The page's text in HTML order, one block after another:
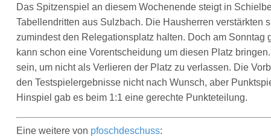
Das Spitzenspiel an diesem Wochenende steigt in
Tabellendritten aus Sulzbach. Die Hausherren verstärkten
zumindest den Relegationsplatz halten. Doch am Sonntag
kann schon eine Vorentscheidung um diesen Platz
sein, um nicht als Verlieren der Platz zu verlassen. Die
den Testspielergebnisse nicht nach Wunsch, aber
Hinspiel gab es beim 1:1 eine gerechte Punkteteilung.
Eine weitere von pfoschdeschuss: